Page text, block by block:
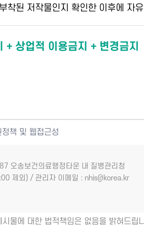
착된 저작물인지 확인한 이후에 자
상업적 이용금지 + 변경금지
정책 및 웹접근성
오송보건의료행정타운 내 질병관리청
제외) / 관리자 이메일 : nhis@korea.kr
물에 대한 법적책임은 없음을 밝혀드립